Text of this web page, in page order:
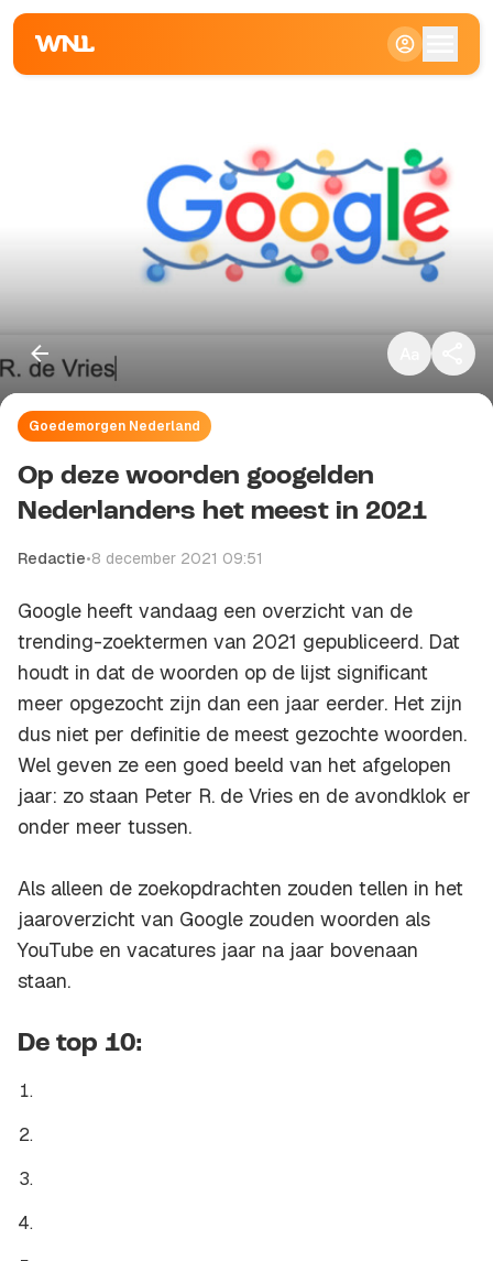
Klein
Goedemorgen Nederland
Op deze woorden googelden
Nederlanders het meest in 2021
Redactie•8 december 2021 09:51
Google heeft vandaag een overzicht van de
trending-zoektermen van 2021 gepubliceerd. Dat
houdt in dat de woorden op de lijst significant
meer opgezocht zijn dan een jaar eerder. Het zijn
dus niet per definitie de meest gezochte woorden.
Wel geven ze een goed beeld van het afgelopen
jaar: zo staan Peter R. de Vries en de avondklok er
onder meer tussen.
Als alleen de zoekopdrachten zouden tellen in het
jaaroverzicht van Google zouden woorden als
YouTube en vacatures jaar na jaar bovenaan
staan.
De top 10: